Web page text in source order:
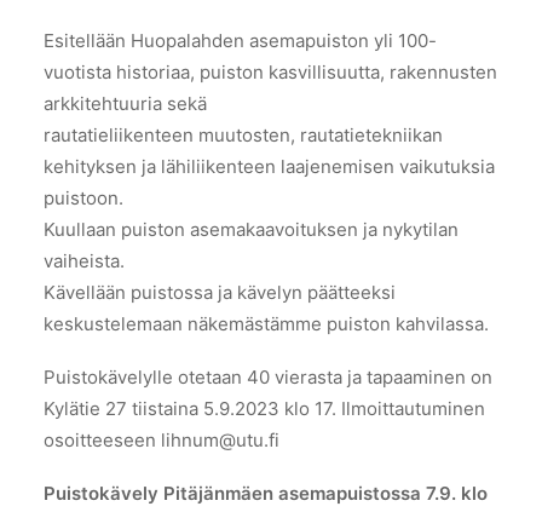
Esitellään Huopalahden asemapuiston yli 100-
vuotista historiaa, puiston kasvillisuutta, rakennusten
arkkitehtuuria sekä
rautatieliikenteen muutosten, rautatietekniikan
kehityksen ja lähiliikenteen laajenemisen vaikutuksia
puistoon.
Kuullaan puiston asemakaavoituksen ja nykytilan
vaiheista.
Kävellään puistossa ja kävelyn päätteeksi
keskustelemaan näkemästämme puiston kahvilassa.
Puistokävelylle otetaan 40 vierasta ja tapaaminen on
Kylätie 27 tiistaina 5.9.2023 klo 17. Ilmoittautuminen
osoitteeseen lihnum@utu.fi
Puistokävely Pitäjänmäen asemapuistossa 7.9. klo